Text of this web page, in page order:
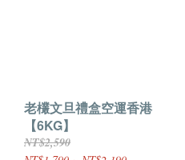
老欉文旦禮盒空運香港
【6KG】
NT$2,590